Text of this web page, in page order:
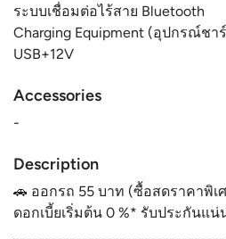
ระบบเชื่อมต่อไร้สาย Bluetooth
Charging Equipment (อุปกรณ์ชา
USB+12V
Accessories
-
Description
🚗 ออกรถ 55 บาท (ซื้อสดราคาพิเ
ดอกเบี้ยเริ่มต้น 0 %* รับประกันแน่